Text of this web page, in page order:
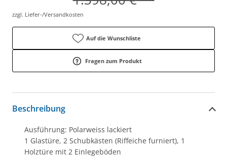
zzgl. Liefer-/Versandkosten
Auf die Wunschliste
Fragen zum Produkt
Beschreibung
Ausführung: Polarweiss lackiert
1 Glastüre, 2 Schubkästen (Riffeiche furniert), 1
Holztüre mit 2 Einlegeböden